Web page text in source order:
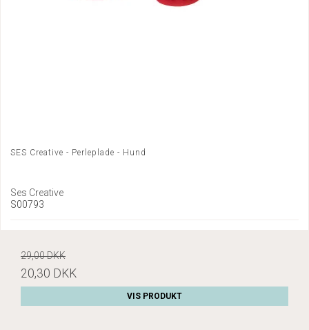
SES Creative - Perleplade - Hund
Ses Creative
S00793
29,00 DKK
20,30 DKK
VIS PRODUKT